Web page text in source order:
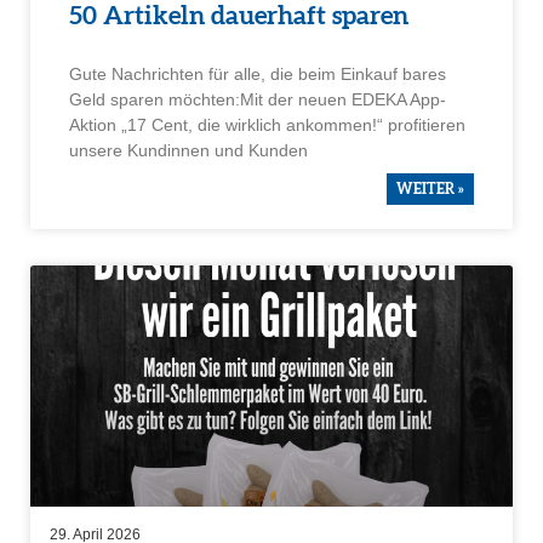
50 Artikeln dauer­haft sparen
Gute Nachrichten für alle, die beim Einkauf bares
Geld sparen möchten:Mit der neuen EDEKA App-
Aktion „17 Cent, die wirklich ankommen!“ profi­tieren
unsere Kundinnen und Kunden
WEITER »
29. April 2026